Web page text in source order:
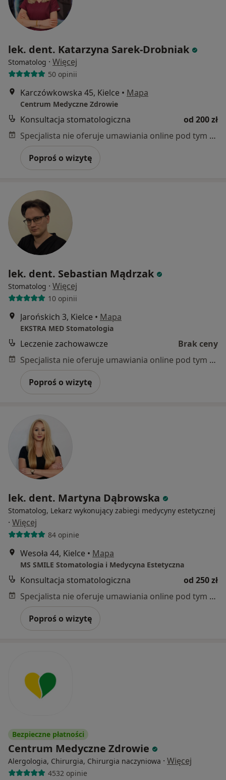
lek. dent. Katarzyna Sarek-Drobniak
Stomatolog · Więcej
50 opinii
Karczówkowska 45, Kielce • Mapa
Centrum Medyczne Zdrowie
Konsultacja stomatologiczna
od 200 zł
Specjalista nie oferuje umawiania online pod tym adresem.
Poproś o wizytę
lek. dent. Sebastian Mądrzak
Stomatolog · Więcej
10 opinii
Jarońskich 3, Kielce • Mapa
EKSTRA MED Stomatologia
Leczenie zachowawcze
Brak ceny
Specjalista nie oferuje umawiania online pod tym adresem.
Poproś o wizytę
lek. dent. Martyna Dąbrowska
Stomatolog, Lekarz wykonujący zabiegi medycyny estetycznej
· Więcej
84 opinie
Wesoła 44, Kielce • Mapa
MS SMILE Stomatologia i Medycyna Estetyczna
Konsultacja stomatologiczna
od 250 zł
Specjalista nie oferuje umawiania online pod tym adresem.
Poproś o wizytę
Bezpieczne płatności
Centrum Medyczne Zdrowie
Alergologia, Chirurgia, Chirurgia naczyniowa · Więcej
4532 opinie